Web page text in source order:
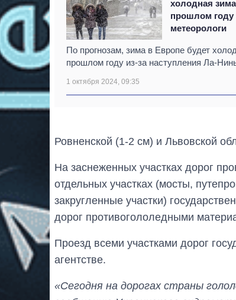
холодная
прошлом году
метеорологи
По прогнозам, зима в Европе будет
прошлом году из-за наступления Ла-
1 октября 2024, 09:35
Ровненской (1-2 см) и Львовской
На заснеженных участках дорог
отдельных участках (мосты,
закругленные участки)
дорог противогололедными
Проезд всеми участками дорог
агентстве.
«Сегодня на дорогах страны